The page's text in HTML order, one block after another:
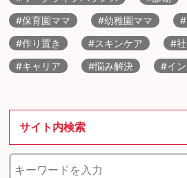
#保育園ママ
#幼稚園ママ
#作り置き
#スキンケア
#
#キャリア
#悩み解決 #イ
サイト内検索